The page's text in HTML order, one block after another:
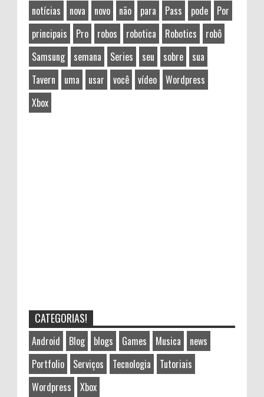
notícias
nova novo não para Pass pode
Por
principais
Pro robos robotica Robotics
robô
Samsung
semana Series seu sobre
sua
Tavern
uma usar você vídeo
Wordpress
Xbox
CATEGORIAS!
Android Blog blogs Games Musica
news
Portfolio
Serviços Tecnologia
Tutoriais
Wordpress
Xbox